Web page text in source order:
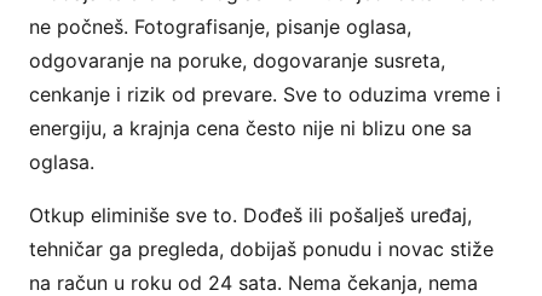
ne počneš. Fotografisanje, pisanje oglasa,
odgovaranje na poruke, dogovaranje susreta,
cenkanje i rizik od prevare. Sve to oduzima vreme i
energiju, a krajnja cena često nije ni blizu one sa
oglasa.
Otkup eliminiše sve to. Dođeš ili pošalješ uređaj,
tehničar ga pregleda, dobijaš ponudu i novac stiže
na račun u roku od 24 sata. Nema čekanja, nema